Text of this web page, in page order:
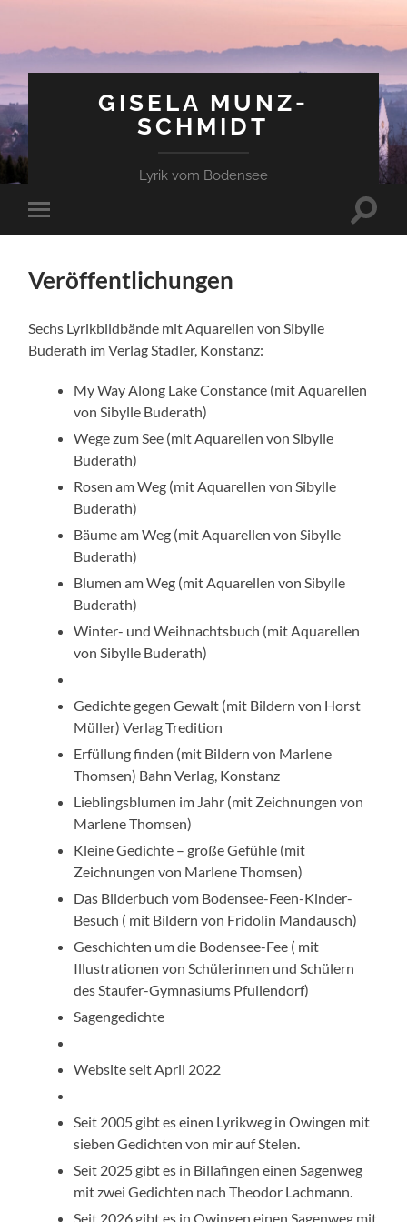
GISELA MUNZ-
SCHMIDT
Lyrik vom Bodensee
Mobile-
Menü
Veröffentlichungen
Sechs Lyrikbildbände mit Aquarellen von Sibylle
Buderath im Verlag Stadler, Konstanz:
My Way Along Lake Constance (mit Aquarellen
von Sibylle Buderath)
Wege zum See (mit Aquarellen von Sibylle
Buderath)
Rosen am Weg (mit Aquarellen von Sibylle
Buderath)
Bäume am Weg (mit Aquarellen von Sibylle
Buderath)
Blumen am Weg (mit Aquarellen von Sibylle
Buderath)
Winter- und Weihnachtsbuch (mit Aquarellen
von Sibylle Buderath)
Gedichte gegen Gewalt (mit Bildern von Horst
Müller) Verlag Tredition
Erfüllung finden (mit Bildern von Marlene
Thomsen) Bahn Verlag, Konstanz
Lieblingsblumen im Jahr (mit Zeichnungen von
Marlene Thomsen)
Kleine Gedichte – große Gefühle (mit
Zeichnungen von Marlene Thomsen)
Das Bilderbuch vom Bodensee-Feen-Kinder-
Besuch ( mit Bildern von Fridolin Mandausch)
Geschichten um die Bodensee-Fee ( mit
Illustrationen von Schülerinnen und Schülern
des Staufer-Gymnasiums Pfullendorf)
Sagengedichte
Website seit April 2022
Seit 2005 gibt es einen Lyrikweg in Owingen mit
sieben Gedichten von mir auf Stelen.
Seit 2025 gibt es in Billafingen einen Sagenweg
mit zwei Gedichten nach Theodor Lachmann.
Seit 2026 gibt es in Owingen einen Sagenweg mit